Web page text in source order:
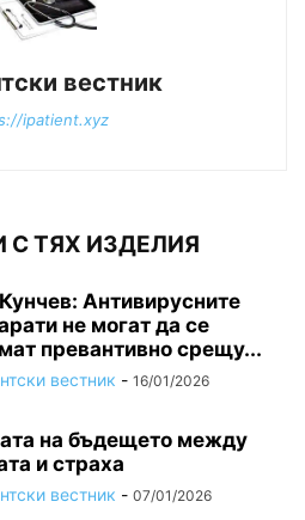
вестник
ipatient.xyz
С ТЯХ ИЗДЕЛИЯ
Антивирусните
не могат да се
превантивно срещу...
вестник - 16/01/2026
на бъдещето между
и страха
вестник - 07/01/2026